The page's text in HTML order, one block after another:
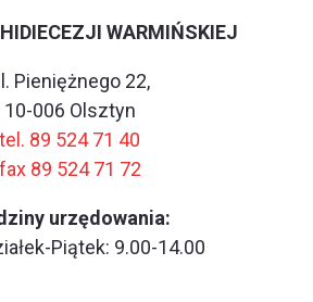
WARMIŃSKIEJ
Pieniężnego 22,
10-006 Olsztyn
tel. 89 524 71 40
fax 89 524 71 72
urzędowania:
Piątek: 9.00-14.00